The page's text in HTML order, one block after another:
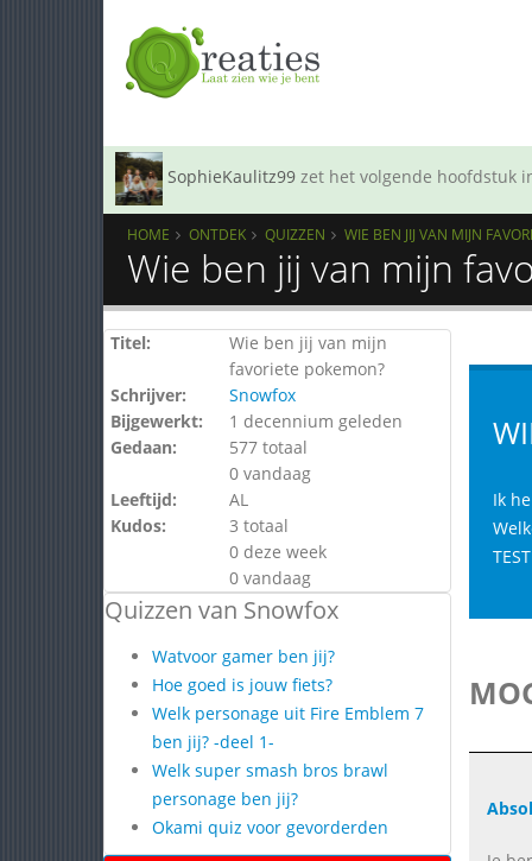
SophieKaulitz99 zet het volgende hoofdstuk
HOME ONTDEK QUIZZEN WIE BEN JIJ VAN MIJN
Wie ben jij van mijn
Titel:
Wie ben jij van mijn
favoriete pokemon?
Schrijver:
Snowfox
Bijgewerkt:
1 decennium geleden
Gedaan:
577 totaal
0 vandaag
Leeftijd:
AL
Kudos:
3 totaal
0 deze week
0 vandaag
Quizzen van Snowfox
Watvoor gamer ben jij?
Hoe goed is jouw fiets?
Welk personage uit Fire Emblem 7
ben jij? -deel 1-
Welk super smash bros brawl
personage ben jij?
Okami quiz voor gevorderden
Ik
Absol